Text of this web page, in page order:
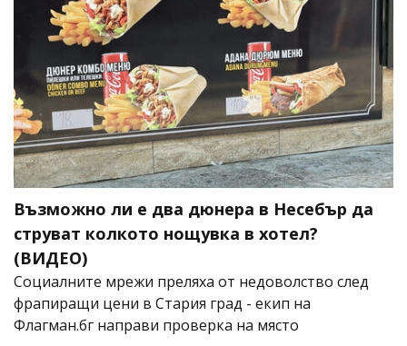
Възможно ли е два дюнера в Несебър да
струват колкото нощувка в хотел?
(ВИДЕО)
Социалните мрежи преляха от недоволство след
фрапиращи цени в Стария град - екип на
Флагман.бг направи проверка на място